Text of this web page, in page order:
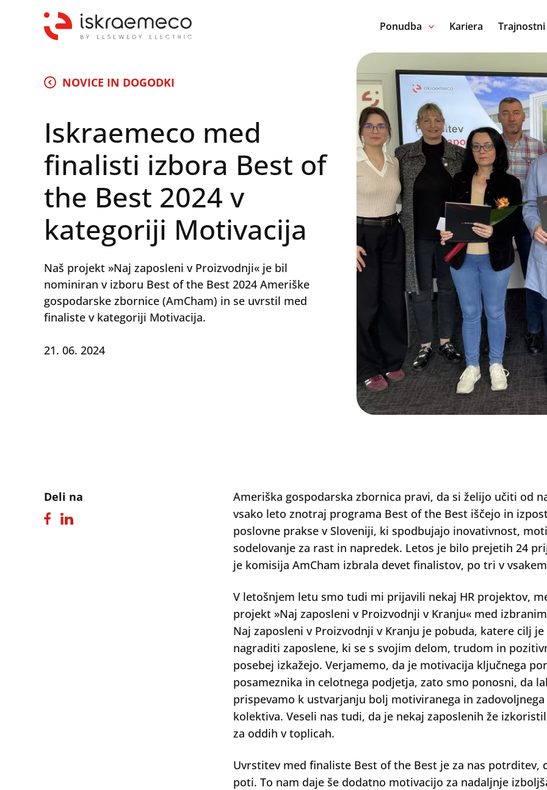
Ponudba Kariera
NOVICE IN DOGODKI
Iskraemeco med
finalisti izbora Best of
the Best 2024 v
kategoriji Motivacija
Naš projekt »Naj zaposleni v Proizvodnji« je bil
nominiran v izboru Best of the Best 2024 Ameriške
gospodarske zbornice (AmCham) in se uvrstil med
finaliste v kategoriji Motivacija.
21. 06. 2024
Deli na
Ameriška gospodarska zbornica pravi, da si želijo učiti od
vsako leto znotraj programa Best of the Best iščejo in
poslovne prakse v Sloveniji, ki spodbujajo inovativnost,
sodelovanje za rast in napredek. Letos je bilo prejetih 24
je komisija AmCham izbrala devet finalistov, po tri v
V letošnjem letu smo tudi mi prijavili nekaj HR projektov,
projekt »Naj zaposleni v Proizvodnji v Kranju« med
Naj zaposleni v Proizvodnji v Kranju je pobuda, katere cilj
nagraditi zaposlene, ki se s svojim delom, trudom in
posebej izkažejo. Verjamemo, da je motivacija ključnega
posameznika in celotnega podjetja, zato smo ponosni, da
prispevamo k ustvarjanju bolj motiviranega in zadovoljnega
kolektiva. Veseli nas tudi, da je nekaj zaposlenih že
za oddih v toplicah.
Uvrstitev med finaliste Best of the Best je za nas potrditev,
poti. To nam daje še dodatno motivacijo za nadaljnje